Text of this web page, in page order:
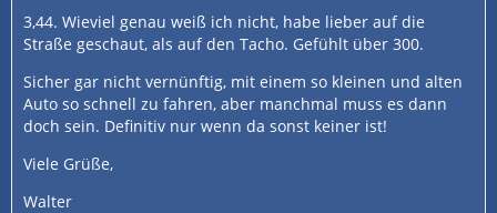
3,44. Wieviel genau weiß ich nicht, habe lieber auf die
Straße geschaut, als auf den Tacho. Gefühlt über 300.
Sicher gar nicht vernünftig, mit einem so kleinen und alten
Auto so schnell zu fahren, aber manchmal muss es dann
doch sein. Definitiv nur wenn da sonst keiner ist!
Viele Grüße,
Walter